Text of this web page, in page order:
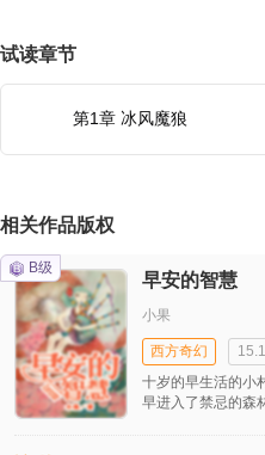
试读章节
第1章 冰风魔狼
相关作品版权
B级
早安的智慧
小果
西方奇幻
十岁的早生活的小
早进入了禁忌的森